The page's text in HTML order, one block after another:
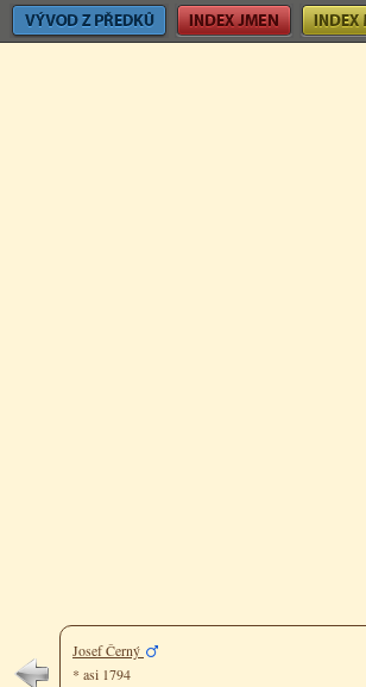
Vývod z předků Index jmen Index míst
Josef Černý
* asi 1794